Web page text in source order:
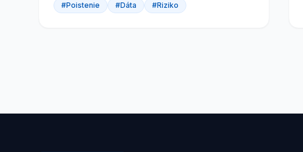
#Poistenie #Dáta #Riziko